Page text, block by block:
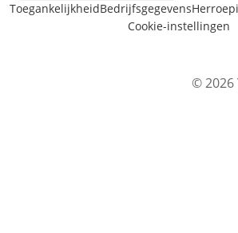
ToegankelijkheidBedrijfsgegevens
Cookie-instellingen
© 2026